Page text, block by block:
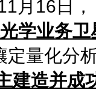
16日，
学业务卫
定量化分
建造并成